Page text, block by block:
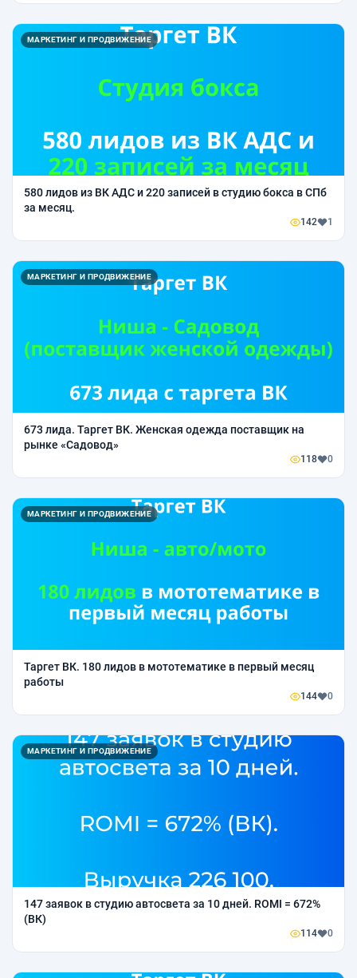
МАРКЕТИНГ И ПРОДВИЖЕНИЕ
580 лидов из ВК АДС и 220 записей в студию бокса в СПб
за месяц.
142 1
МАРКЕТИНГ И ПРОДВИЖЕНИЕ
673 лида. Таргет ВК. Женская одежда поставщик на
рынке «Садовод»
118 0
МАРКЕТИНГ И ПРОДВИЖЕНИЕ
Таргет ВК. 180 лидов в мототематике в первый месяц
работы
144 0
МАРКЕТИНГ И ПРОДВИЖЕНИЕ
147 заявок в студию автосвета за 10 дней. ROMI = 672%
(ВК)
114 0